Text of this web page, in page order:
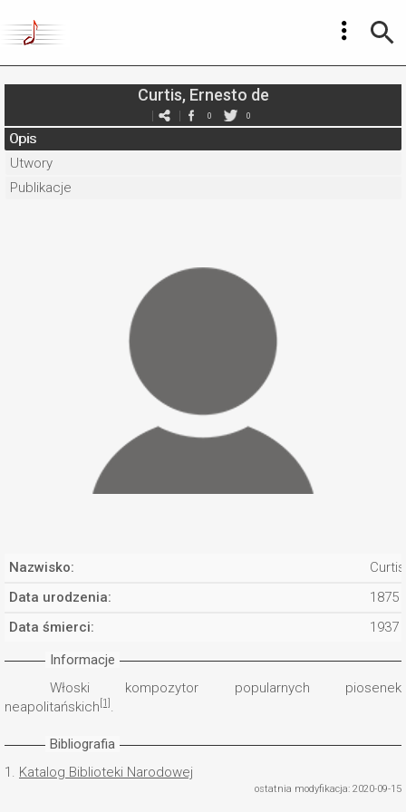
Curtis, Ernesto de
0 0
Opis
Utwory
Publikacje
Nazwisko:
Data urodzenia:
1875
Data śmierci:
1937
Informacje
Włoski kompozytor popularnych piosenek
neapolitańskich [1] .
Bibliografia
1. Katalog Biblioteki Narodowej
ostatnia modyfikacja: 2020-09-15